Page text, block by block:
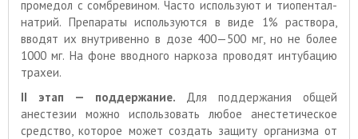
промедол с сомбревином. Часто используют и тиопентал-
натрий. Препараты используются в виде 1% раствора,
вводят их внутривенно в дозе 400—500 мг, но не более
1000 мг. На фоне вводного наркоза проводят интубацию
трахеи.
II этап — поддержание. Для поддержания общей
анестезии можно использовать любое анестетическое
средство, которое может создать защиту организма от